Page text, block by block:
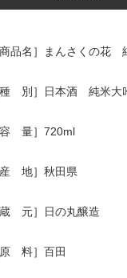
商品名］まんさくの花
種 別］日本酒 純米大
容 量］720ml
産 地］秋田県
蔵 元］日の丸醸造
原 料］百田